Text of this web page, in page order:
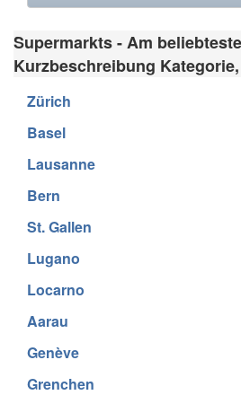
Supermarkts - Am
Kurzbeschreibung
Zürich
Basel
Lausanne
Bern
St. Gallen
Lugano
Locarno
Aarau
Genève
Grenchen